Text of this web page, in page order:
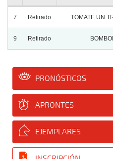
7 Retirado TOMATE UN
9 Retirado
PRONÓSTICOS
APRONTES
EJEMPLARES